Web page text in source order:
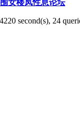
女楼凤性息论坛
second(s), 24